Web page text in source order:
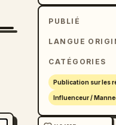
PUBLIÉ
LANGUE
CATÉGORIES
Publication sur les
Influenceur /